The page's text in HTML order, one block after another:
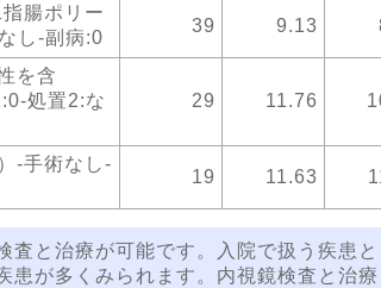
腸ポリー
し-副病:0
39 9.13
を含
処置2:な
29 11.76
-手術なし-
19 11.63
と治療が可能です。入院で扱う疾患
が多くみられます。内視鏡検査と治